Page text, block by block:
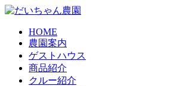
HOME
農園案内
ゲストハウス
商品紹介
クルー紹介